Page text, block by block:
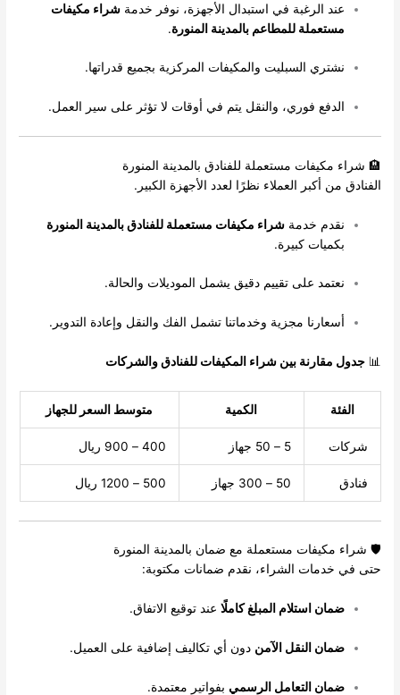
عند الرغبة في استبدال الأجهزة، نوفر خدمةشراء مكيفات
مستعملة للمطاعم بالمدينة المنورة.
نشتري السبليت والمكيفات المركزية بجميع قدراتها.
الدفع فوري، والنقل يتم في أوقات لا تؤثر على سير العمل.
🏨 شراء مكيفات مستعملة للفنادق بالمدينة المنورة
الفنادق من أكبر العملاء نظرًا لعدد الأجهزة الكبير.
نقدم خدمةشراء مكيفات مستعملة للفنادق بالمدينة المنورة
بكميات كبيرة.
نعتمد على تقييم دقيق يشمل الموديلات والحالة.
أسعارنا مجزية وخدماتنا تشمل الفك والنقل وإعادة التدوير.
📊جدول مقارنة بين شراء المكيفات للفنادق والشركات
الفئة الكمية متوسط السعر للجهاز
شركات 5 – 50 جهاز 400 – 900 ريال
فنادق 50 – 300 جهاز 500 – 1200 ريال
🛡️ شراء مكيفات مستعملة مع ضمان بالمدينة المنورة
حتى في خدمات الشراء، نقدم ضمانات مكتوبة:
ضمان استلام المبلغ كاملًا عند توقيع الاتفاق.
ضمان النقل الآمن دون أي تكاليف إضافية على العميل.
ضمان التعامل الرسمي بفواتير معتمدة.